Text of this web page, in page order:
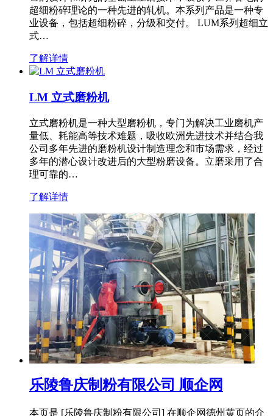
超细粉碎理论的一种先进的轧机。本系列产品是一种专
业设备，包括超细粉碎，分级和交付。 LUM系列超细立
式…
了解详情
LM 立式磨粉机
立式磨粉机是一种大型磨粉机，专门为解决工业磨机产
量低、耗能高等技术难题，吸收欧洲先进技术并结合我
公司多年先进的磨粉机设计制造理念和市场需求，经过
多年的潜心设计改进后的大型粉磨设备。立磨采用了合
理可靠的…
了解详情
乐陵鲁庆制粉有限公司 顺企网
本页是 [乐陵鲁庆制粉有限公司] 在顺企网德州黄页的介